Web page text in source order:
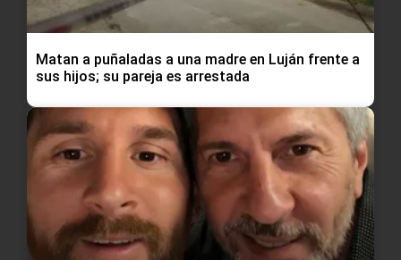
Matan a puñaladas a una madre en Luján frente a
sus hijos; su pareja es arrestada